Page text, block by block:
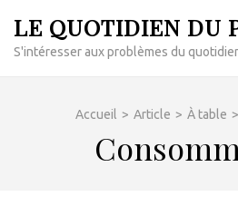
au
contenu
LE QUOTIDIEN DU
S'intéresser aux problèmes du
Accueil > Article > À table >